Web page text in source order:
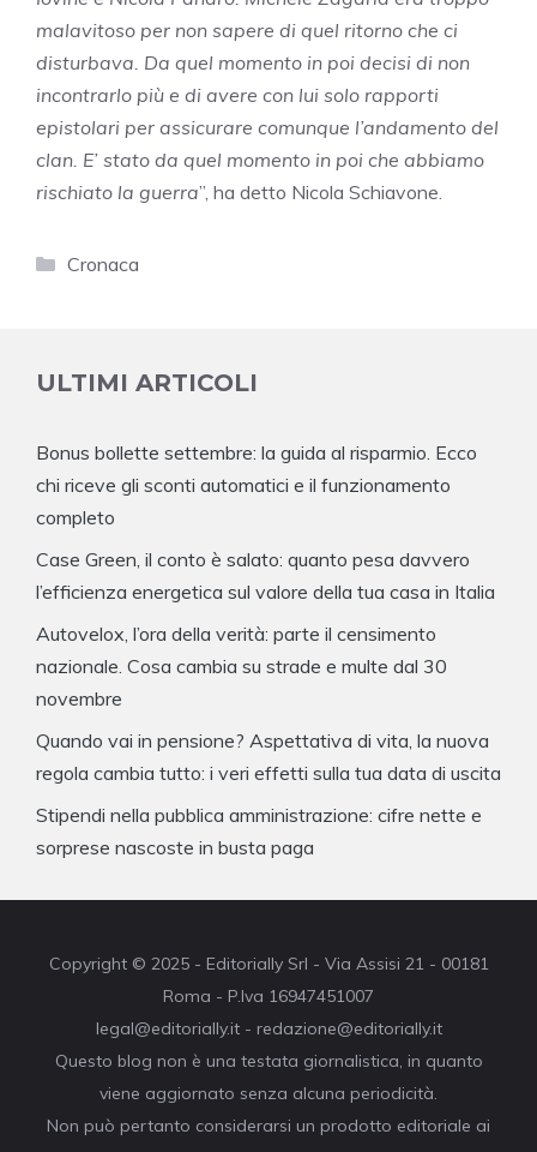
malavitoso per non sapere di quel ritorno che ci
disturbava. Da quel momento in poi decisi di non
incontrarlo più e di avere con lui solo rapporti
epistolari per assicurare comunque l’andamento del
clan. E’ stato da quel momento in poi che abbiamo
rischiato la guerra”, ha detto Nicola Schiavone.
Categorie
Cronaca
ULTIMI ARTICOLI
Bonus bollette settembre: la guida al risparmio. Ecco
chi riceve gli sconti automatici e il funzionamento
completo
Case Green, il conto è salato: quanto pesa davvero
l’efficienza energetica sul valore della tua casa in Italia
Autovelox, l’ora della verità: parte il censimento
nazionale. Cosa cambia su strade e multe dal 30
novembre
Quando vai in pensione? Aspettativa di vita, la nuova
regola cambia tutto: i veri effetti sulla tua data di uscita
Stipendi nella pubblica amministrazione: cifre nette e
sorprese nascoste in busta paga
Copyright © 2025 - Editorially Srl - Via Assisi 21 - 00181
Roma - P.Iva 16947451007
legal@editorially.it - redazione@editorially.it
Questo blog non è una testata giornalistica, in quanto
viene aggiornato senza alcuna periodicità.
Non può pertanto considerarsi un prodotto editoriale ai